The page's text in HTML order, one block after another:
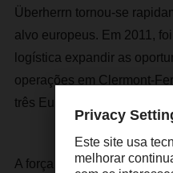
Überherrn tornou-se
alvo europeus. Em 2011,
logística expandir as
operações em Clermont-
três Eurohubs para uma
A força da rede europeia